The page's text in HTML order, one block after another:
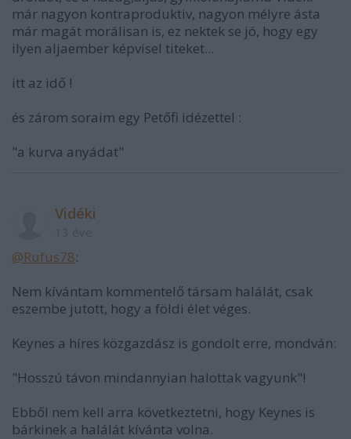
már nagyon kontraproduktiv, nagyon mélyre ásta
már magát morálisan is, ez nektek se jó, hogy egy
ilyen aljaember képvisel titeket...
itt az idő !
és zárom soraim egy Petőfi idézettel :
"a kurva anyádat"
Vidéki
@Rufus78:
Nem kívántam kommentelő társam halálát, csak
eszembe jutott, hogy a földi élet véges.
Keynes a híres közgazdász is gondolt erre, mondván:
"Hosszú távon mindannyian halottak vagyunk"!
Ebből nem kell arra következtetni, hogy Keynes is
bárkinek a halálát kívánta volna.